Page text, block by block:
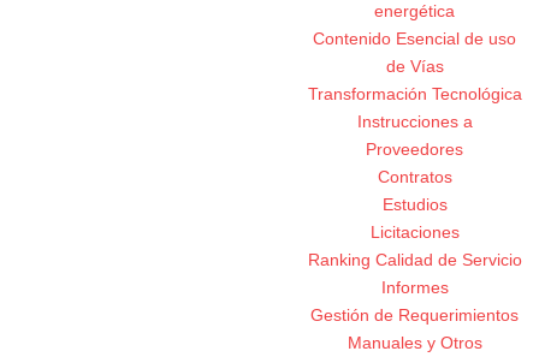
energética
Contenido Esencial de uso
de Vías
Transformación Tecnológica
Instrucciones a
Proveedores
Contratos
Estudios
Licitaciones
Ranking Calidad de Servicio
Informes
Gestión de Requerimientos
Manuales y Otros